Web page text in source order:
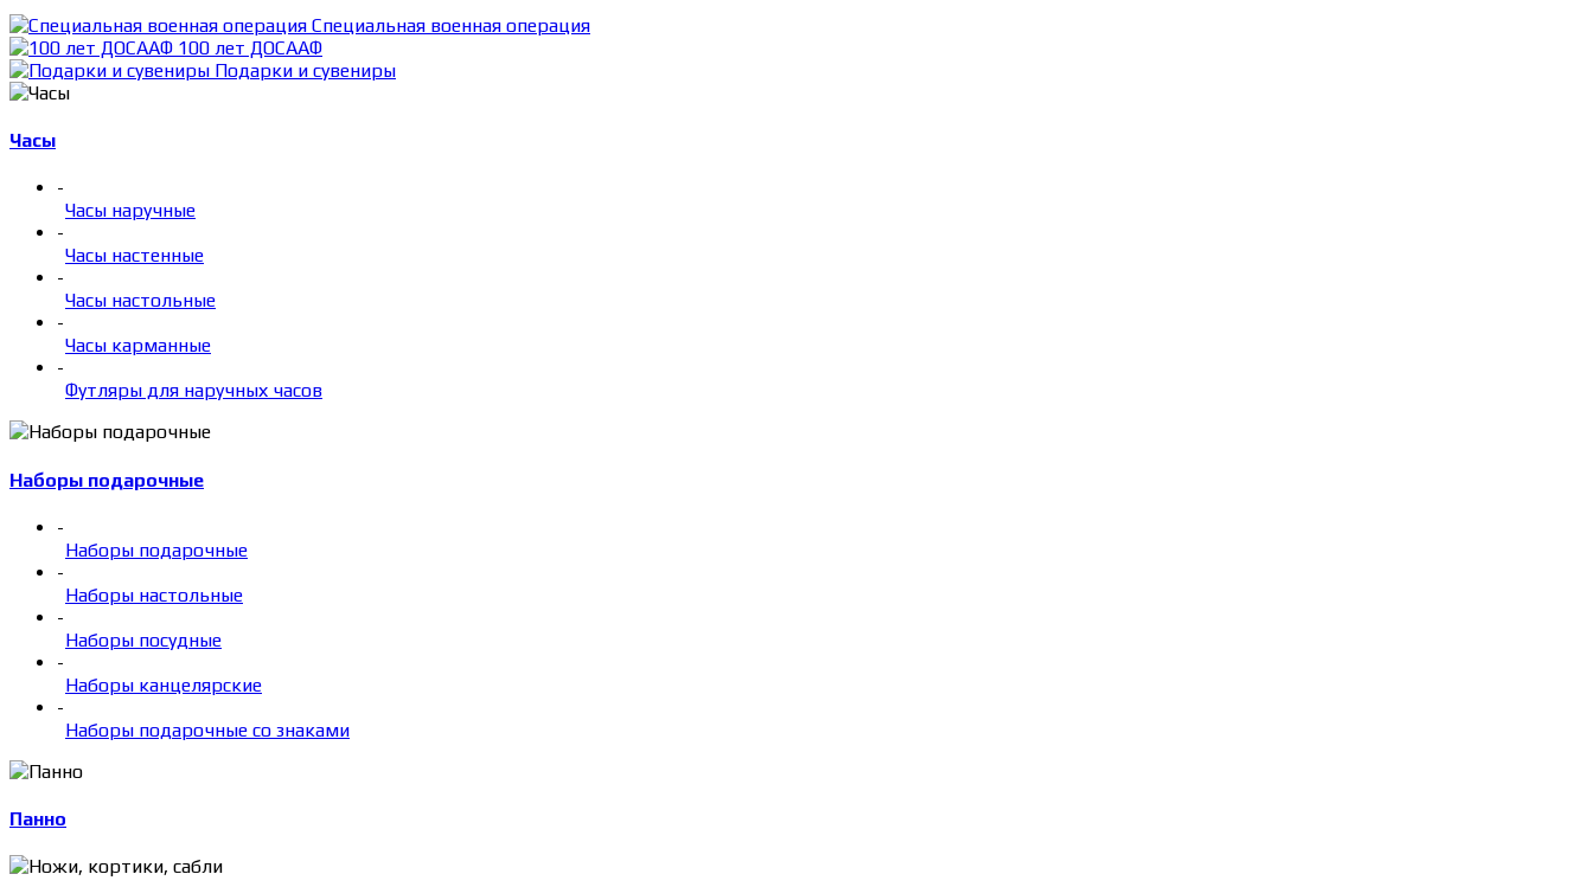
Специальная военная операция
100 лет ДОСААФ
Подарки и сувениры
Часы
-
Часы наручные
-
Часы настенные
-
Часы настольные
-
Часы карманные
-
Футляры для наручных часов
Наборы подарочные
-
Наборы подарочные
-
Наборы настольные
-
Наборы посудные
-
Наборы канцелярские
-
Наборы подарочные со знаками
Панно